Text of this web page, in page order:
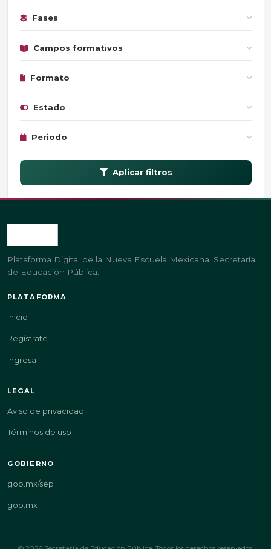
Fases
Campos formativos
Formato
Estado
Periodo
Aplicar filtros
Plataforma Digital de la Nueva Escuela Mexicana. Secretaría
de Educación Pública.
PLATAFORMA
Inicio
Regístrate
Ingresa
LEGAL
Aviso de privacidad
Términos de uso
GOBIERNO
gob.mx/sep
gob.mx